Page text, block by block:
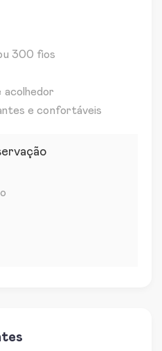
300 fios
acolhedor
e confortáveis